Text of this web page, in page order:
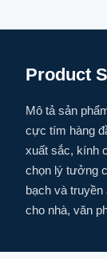
Product
Mô tả sản
cực tím hàng
xuất sắc, kính
chọn lý tưởng
bạch và truyền
cho nhà, văn